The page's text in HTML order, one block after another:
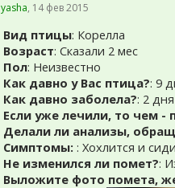
yasha, 14 фев 2015
Вид птицы: Корелла
Возраст: Сказали 2 мес
Пол: Неизвестно
Как давно у Вас птица?: 9
Как давно заболела?: 2 дня
Если уже лечили, то чем -
Делали ли анализы,
Симптомы:: Хохлится и
Не изменился ли помет?:
Выложите фото помета,